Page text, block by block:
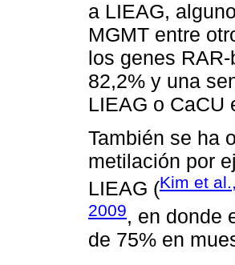
a LIEAG,
MGMT entre
los genes
82,2% y una
LIEAG o CaCU
También se ha
metilación por
LIEAG (Kim et
2009, en donde
de 75% en